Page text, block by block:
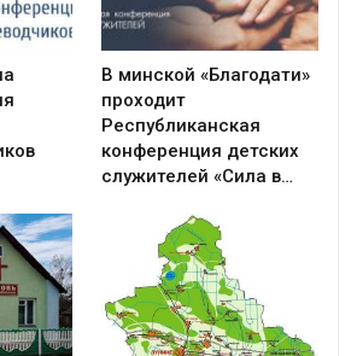
В минской «Благодати»
проходит
Республиканская
конференция детских
служителей «Сила в…